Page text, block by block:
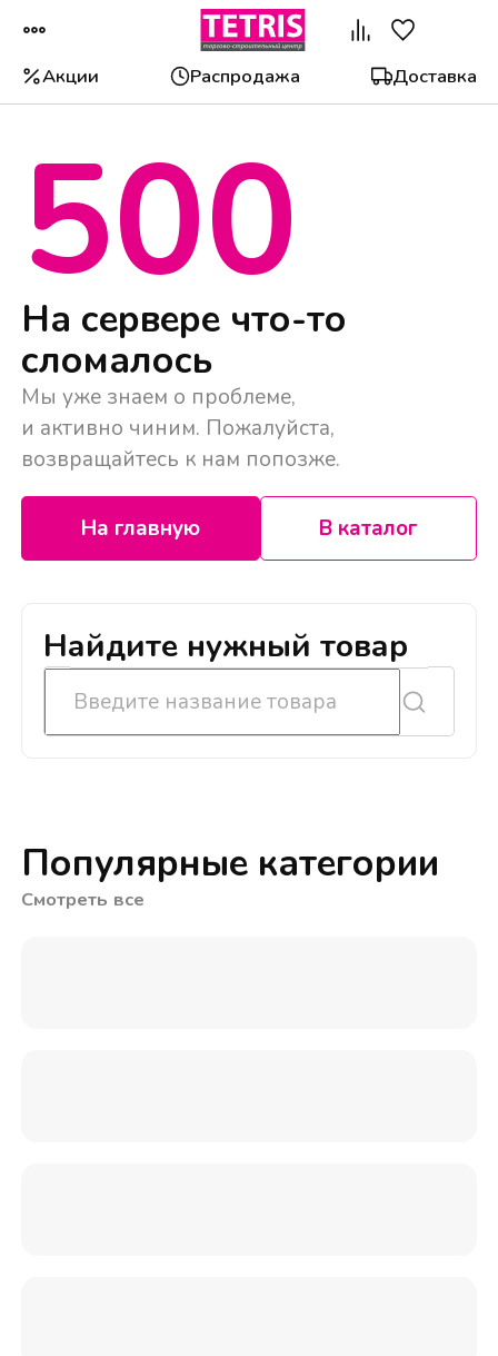
Акции Распродажа Доставка
500
На сервере что-то
сломалось
Мы уже знаем о проблеме,
и активно чиним. Пожалуйста,
возвращайтесь к нам попозже.
На главную В каталог
Найдите нужный товар
Популярные категории
Смотреть все